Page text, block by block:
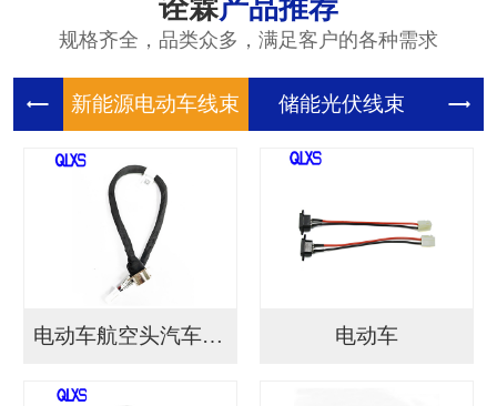
诠霖产品推荐
规格齐全，品类众多，满足客户的各种需求
新能源电 储能光伏
电动车航空头汽车连接... 电动车